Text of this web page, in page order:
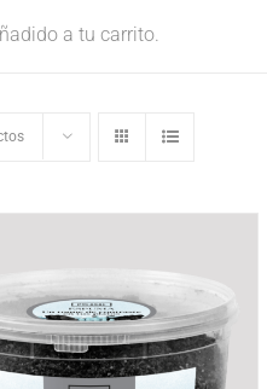
a tu carrito.